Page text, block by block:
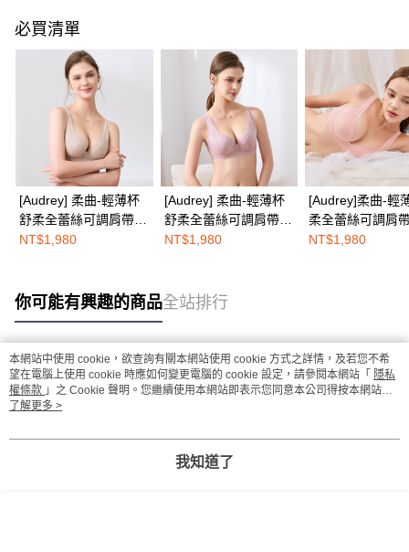
必買清單
[Audrey] 柔曲-輕薄杯
舒柔全蕾絲可調肩帶軟
鋼圈內衣-卡其膚
NT$1,980
[Audrey] 柔曲-輕薄杯
舒柔全蕾絲可調肩帶軟
鋼圈內衣-蜜糖藕
NT$1,980
[Audrey]柔曲-輕
柔全蕾絲可調肩
圈內衣-蜜桃粉
NT$1,980
你可能有興趣的商品全站排行
熱門標籤
本網站中使用 cookie，欲查詢有關本網站使用 cookie 方式之詳情，及若您不希
望在電腦上使用 cookie 時應如何變更電腦的 cookie 設定，請參閱本網站「 隱私
權條款 」之 Cookie 聲明。您繼續使用本網站即表示您同意本公司得按本網站使
用條款之 Cookie 聲明使用 cookie。
了解更多 >
我知道了